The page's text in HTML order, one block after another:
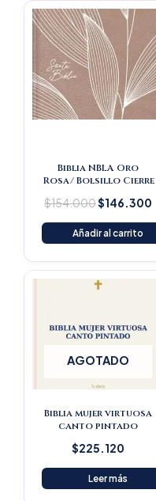
Biblia NBLA Oro
Rosa/ Bolsillo Cierre
$154.000
Original
price
was:
$154.000.
$146.300
Añadir al carrito
AGOTADO
Biblia mujer virtuosa
canto pintado
$225.120
Leer más